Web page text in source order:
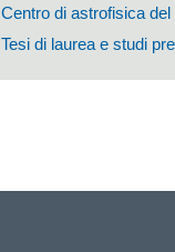
Centro di astrofisica del
Tesi di laurea e studi